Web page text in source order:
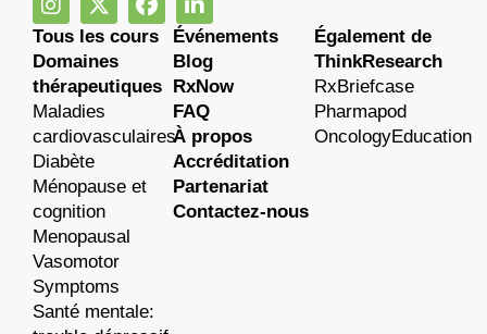
Tous les cours
Domaines
thérapeutiques
Maladies
cardiovasculaires
Diabète
Ménopause et
cognition
Menopausal
Vasomotor
Symptoms
Santé mentale:
Événements
Blog
RxNow
FAQ
À propos
Accréditation
Partenariat
Contactez-nous
Également de
ThinkResearch
RxBriefcase
Pharmapod
OncologyEducation